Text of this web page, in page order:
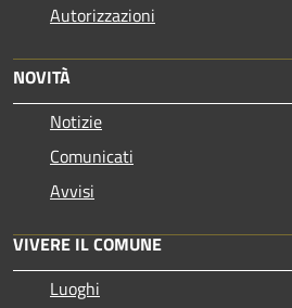
Autorizzazioni
NOVITÀ
Notizie
Comunicati
Avvisi
VIVERE IL COMUNE
Luoghi